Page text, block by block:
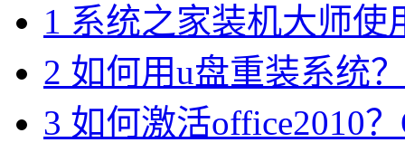
1 系统之家装机大师使
2 如何用u盘重装系统
3 如何激活office2010